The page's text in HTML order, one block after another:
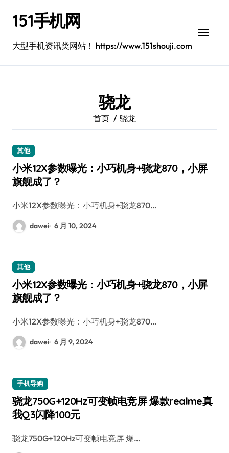
151手机网
大型手机资讯类网站！ https://www.151shouji.com
骁龙
首页 骁龙
其他
小米12X参数曝光：小巧机身+骁龙870，小屏
旗舰成了？
小米12X参数曝光：小巧机身+骁龙870…
dawei 6 月 10, 2024
其他
小米12X参数曝光：小巧机身+骁龙870，小屏
旗舰成了？
小米12X参数曝光：小巧机身+骁龙870…
dawei 6 月 9, 2024
手机导购
骁龙750G+120Hz可变帧电竞屏 爆款realme真
我Q3闪降100元
骁龙750G+120Hz可变帧电竞屏 爆…